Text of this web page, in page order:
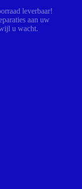
leverbaar!
aan uw
u wacht.